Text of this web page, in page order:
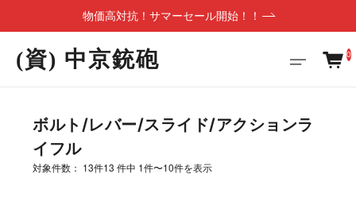
物価高対抗！サマーセール開始！！
(資) 中京銃砲 0
ボルト/レバー/スライド/アクションラ
イフル
対象件数： 13件13 件中 1件〜10件を表示